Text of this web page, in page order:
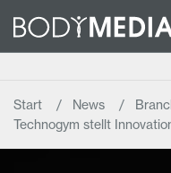
Start News
Technogym stellt